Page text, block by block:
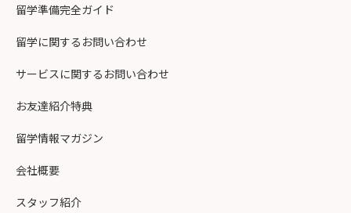
留学準備完全ガイド
留学に関するお問い合わせ
サービスに関するお問い合わせ
お友達紹介特典
留学情報マガジン
会社概要
スタッフ紹介